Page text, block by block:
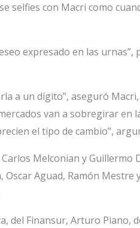
selfies con Macri como
expresado en las urnas”,
a un dígito”, aseguró
van a sobregirar en
el tipo de cambio”,
Melconian y Guillermo
Aguad, Ramón Mestre
del Finansur, Arturo Piano,